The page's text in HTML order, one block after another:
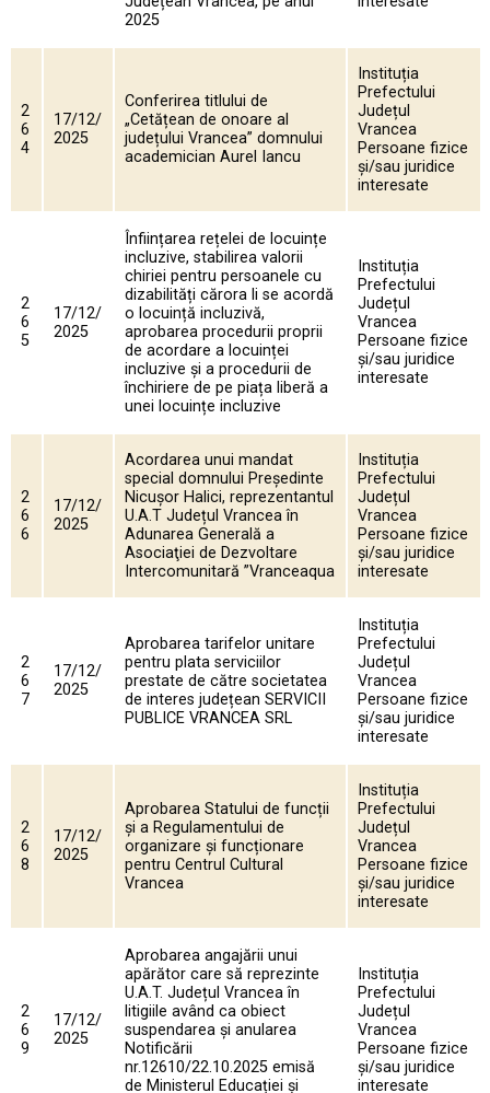
2025
2
6
4
17/12/
2025
Conferirea titlului de
„Cetățean de onoare al
județului Vrancea” domnului
academician Aurel Iancu
Instituția
Prefectului
Județul
Vrancea
Persoane fizice
și/sau juridice
interesate
2
6
5
17/12/
2025
Înființarea rețelei de locuințe
incluzive, stabilirea valorii
chiriei pentru persoanele cu
dizabilități cărora li se acordă
o locuință incluzivă,
aprobarea procedurii proprii
de acordare a locuinței
incluzive și a procedurii de
închiriere de pe piața liberă a
unei locuințe incluzive
Instituția
Prefectului
Județul
Vrancea
Persoane fizice
și/sau juridice
interesate
2
6
6
17/12/
2025
Acordarea unui mandat
special domnului Președinte
Nicușor Halici, reprezentantul
U.A.T Județul Vrancea în
Adunarea Generală a
Asociaţiei de Dezvoltare
Intercomunitară ”Vranceaqua
Instituția
Prefectului
Județul
Vrancea
Persoane fizice
și/sau juridice
interesate
2
6
7
17/12/
2025
Aprobarea tarifelor unitare
pentru plata serviciilor
prestate de către societatea
de interes județean SERVICII
PUBLICE VRANCEA SRL
Instituția
Prefectului
Județul
Vrancea
Persoane fizice
și/sau juridice
interesate
2
6
8
17/12/
2025
Aprobarea Statului de funcții
și a Regulamentului de
organizare și funcționare
pentru Centrul Cultural
Vrancea
Instituția
Prefectului
Județul
Vrancea
Persoane fizice
și/sau juridice
interesate
2
6
9
17/12/
2025
Aprobarea angajării unui
apărător care să reprezinte
U.A.T. Județul Vrancea în
litigiile având ca obiect
suspendarea și anularea
Notificării
nr.12610/22.10.2025 emisă
de Ministerul Educației și
Instituția
Prefectului
Județul
Vrancea
Persoane fizice
și/sau juridice
interesate